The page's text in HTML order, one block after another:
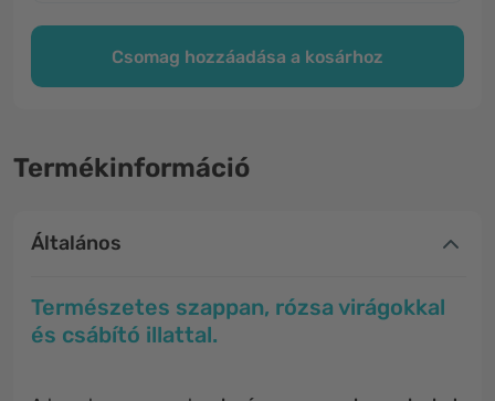
Csomag hozzáadása a kosárhoz
Termékinformáció
Általános
Természetes szappan, rózsa virágokkal
és csábító illattal.